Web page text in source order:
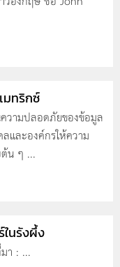
มทริกซ์
วามปลอดภัยของข้อมูล
และองค์กรให้ความ
น ๆ ...
นรังผึ้ง
า : ...